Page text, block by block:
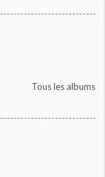
Tous les albums